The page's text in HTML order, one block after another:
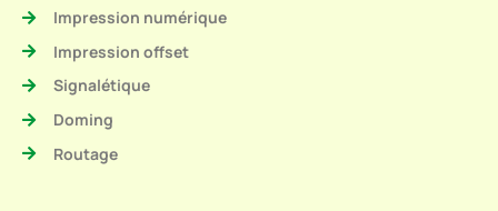
Impression numérique
Impression offset
Signalétique
Doming
Routage